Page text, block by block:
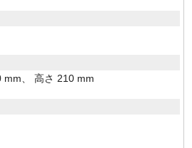
mm、 高さ 210 mm